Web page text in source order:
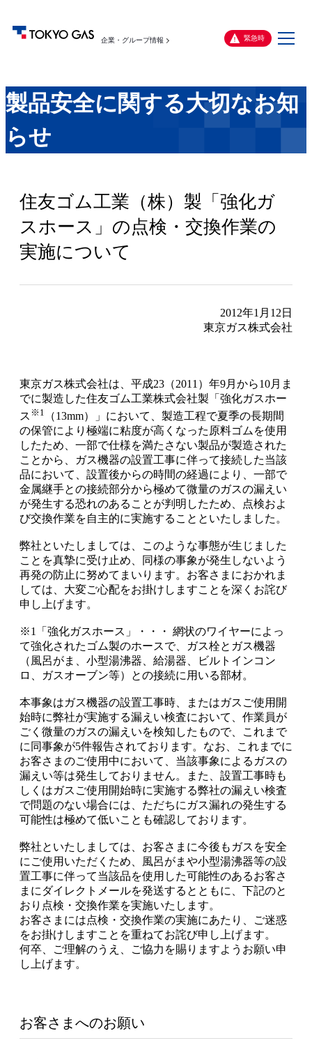
企業・グループ情報 緊急時
メ
製品安全に関する大切なお知
らせ
住友ゴム工業（株）製「強化ガ
スホース」の点検・交換作業の
実施について
2012年1月12日
東京ガス株式会社
東京ガス株式会社は、平成23（2011）年9月から10月ま
でに製造した住友ゴム工業株式会社製「強化ガスホー
ス ※1
（13mm）」において、製造工程で夏季の長期間
の保管により極端に粘度が高くなった原料ゴムを使用
したため、一部で仕様を満たさない製品が製造された
ことから、ガス機器の設置工事に伴って接続した当該
品において、設置後からの時間の経過により、一部で
金属継手との接続部分から極めて微量のガスの漏えい
が発生する恐れのあることが判明したため、点検およ
び交換作業を自主的に実施することといたしました。
弊社といたしましては、このような事態が生じました
ことを真摯に受け止め、同様の事象が発生しないよう
再発の防止に努めてまいります。お客さまにおかれま
しては、大変ご心配をお掛けしますことを深くお詫び
申し上げます。
※1「強化ガスホース」・・・ 網状のワイヤーによっ
て強化されたゴム製のホースで、ガス栓とガス機器
（風呂がま、小型湯沸器、給湯器、ビルトインコン
ロ、ガスオーブン等）との接続に用いる部材。
本事象はガス機器の設置工事時、またはガスご使用開
始時に弊社が実施する漏えい検査において、作業員が
ごく微量のガスの漏えいを検知したもので、これまで
に同事象が5件報告されております。なお、これまでに
お客さまのご使用中において、当該事象によるガスの
漏えい等は発生しておりません。また、設置工事時も
しくはガスご使用開始時に実施する弊社の漏えい検査
で問題のない場合には、ただちにガス漏れの発生する
可能性は極めて低いことも確認しております。
弊社といたしましては、お客さまに今後もガスを安全
にご使用いただくため、風呂がまや小型湯沸器等の設
置工事に伴って当該品を使用した可能性のあるお客さ
まにダイレクトメールを発送するとともに、下記のと
おり点検・交換作業を実施いたします。
お客さまには点検・交換作業の実施にあたり、ご迷惑
をお掛けしますことを重ねてお詫び申し上げます。
何卒、ご理解のうえ、ご協力を賜りますようお願い申
し上げます。
お客さまへのお願い